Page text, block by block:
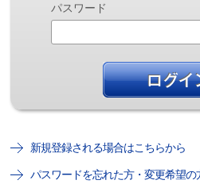
パスワード
新規登録される場合はこちらから
パスワードを忘れた方・変更希望の